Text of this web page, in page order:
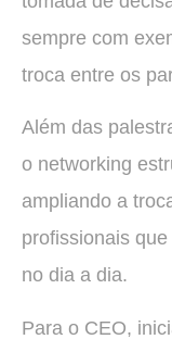
sempre com
troca entre os
Além das
o networking
ampliando a
profissionais
no dia a dia.
Para o CEO,